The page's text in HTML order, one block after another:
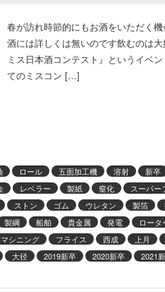
春が訪れ時節的にもお酒をいただく
酒には詳しくは無いのです飲むのは
ミス日本酒コンテスト』というイベ
てのミスコン […]
ロール 五面加工機 溶射
新卒
レベラー 製紙 窒化
スーパー
ストン ゴム ウレタン 製箔
製綱 船舶 貴金属 発電
ロー
マシニング フライス 西成
上月
大径 2019新卒 2020新卒 2021